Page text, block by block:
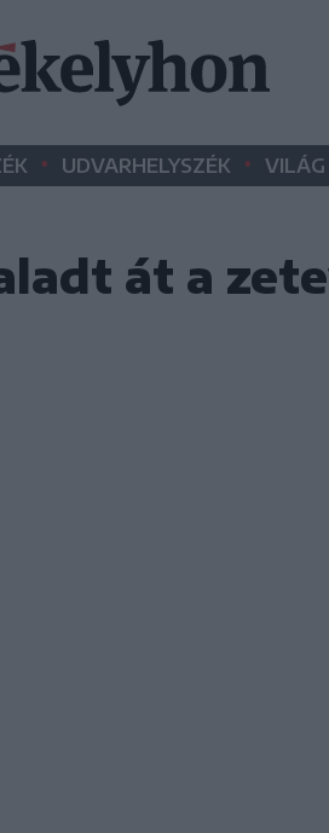
• UDVARHELYSZÉK • VILÁG
át a